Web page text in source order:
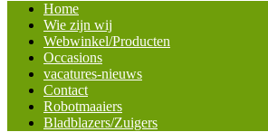
Home
Wie zijn wij
Webwinkel/Producten
Occasions
vacatures-nieuws
Contact
Robotmaaiers
Bladblazers/Zuigers